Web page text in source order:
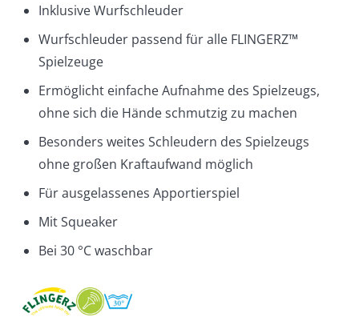
Inklusive Wurfschleuder
Wurfschleuder passend für alle FLINGERZ™
Spielzeuge
Ermöglicht einfache Aufnahme des Spielzeugs,
ohne sich die Hände schmutzig zu machen
Besonders weites Schleudern des Spielzeugs
ohne großen Kraftaufwand möglich
Für ausgelassenes Apportierspiel
Mit Squeaker
Bei 30 °C waschbar